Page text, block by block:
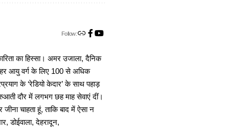
Follow:
का हिस्सा। अमर उजाला, दैनिक
हर आयु वर्ग के लिए 100 से अधिक
के ‘रेडियो केदार’ के साथ पहाड़
दौर में लगभग छह माह सेवाएं दीं।
चाहता हूं, ताकि बाद में ऐसा न
डोईवाला, देहरादून,